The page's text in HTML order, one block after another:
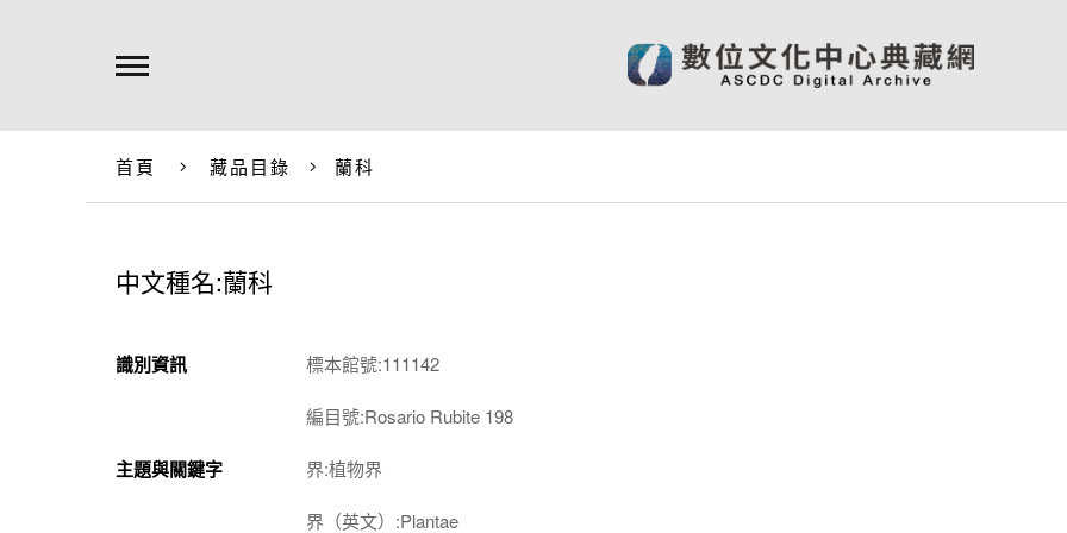
首頁 藏品目錄 蘭科
中文種名:蘭科
識別資訊 標本館號:111142
編目號:Rosario Rubite 198
主題與關鍵字 界:植物界
界（英文）:Plantae